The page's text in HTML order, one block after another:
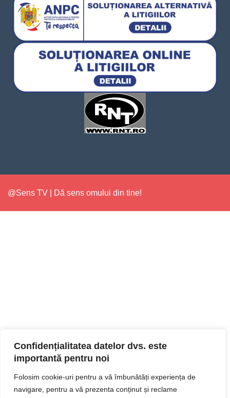
Confidențialitatea datelor dvs. este
importantă pentru noi
Folosim cookie-uri pentru a vă îmbunătăți experiența de
navigare, pentru a vă prezenta conținut și reclame
@Sens TV | Dă sens omului din tine!